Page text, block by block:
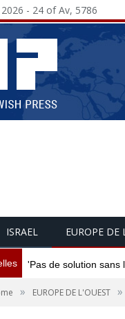
- 24 of Av, 5786
ISRAEL EUROPE DE
'Pas de solution sans
» EUROPE DE L'OUEST »